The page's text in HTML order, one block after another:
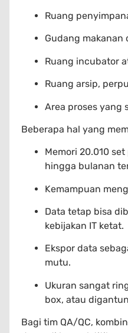
Ruang
Gudang makanan
Ruang incubator
Ruang arsip,
Area proses yang
Beberapa hal yang
Memori 20.010
hingga bulanan
Kemampuan
Data tetap bisa
kebijakan IT ketat.
Ekspor data
mutu.
Ukuran sangat
box, atau
Bagi tim QA/QC,